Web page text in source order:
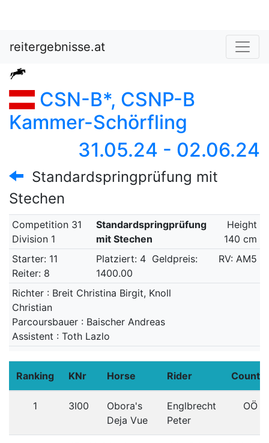
reitergebnisse.at
CSN-B*, CSNP-B
Kammer-Schörfling
31.05.24 - 02.06.24
Standardspringprüfung mit
Stechen
Competition 31
Division 1
Standardspringprüfung
mit Stechen
Height
140 cm
Starter: 11
Reiter: 8
Platziert: 4 Geldpreis:
1400.00
RV: AM5
Richter : Breit Christina Birgit, Knoll
Christian
Parcoursbauer : Baischer Andreas
Assistent : Toth Lazlo
Ranking KNr Horse Rider Country
1 3I00
Obora's
Deja Vue
Englbrecht
Peter
OÖ